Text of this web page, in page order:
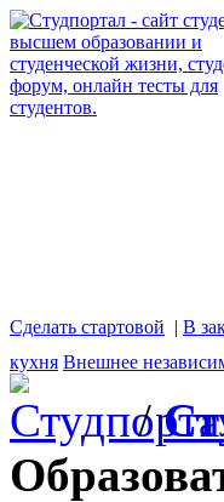
Сделать стартовой | В
кухня Внешнее
/